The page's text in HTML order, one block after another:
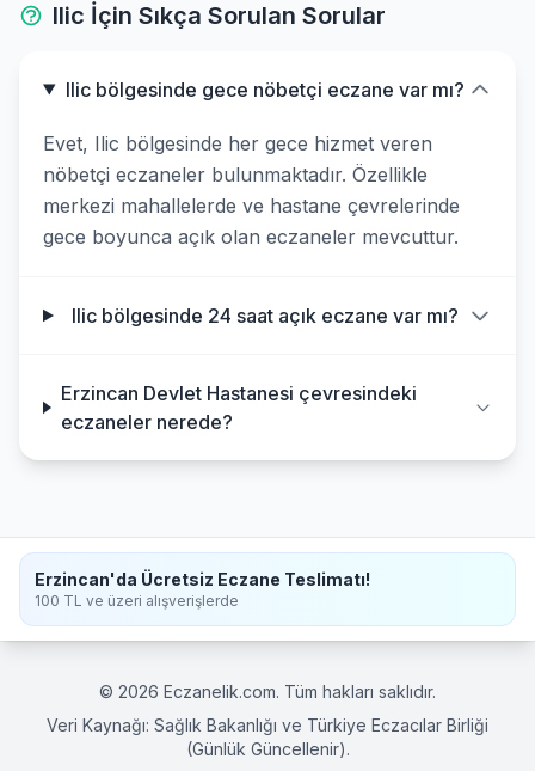
Ilic İçin Sıkça Sorulan Sorular
Ilic bölgesinde gece nöbetçi eczane var mı?
Evet, Ilic bölgesinde her gece hizmet veren
nöbetçi eczaneler bulunmaktadır. Özellikle
merkezi mahallelerde ve hastane çevrelerinde
gece boyunca açık olan eczaneler mevcuttur.
Ilic bölgesinde 24 saat açık eczane var mı?
Erzincan Devlet Hastanesi çevresindeki
eczaneler nerede?
Erzincan'da Ücretsiz Eczane Teslimatı!
100 TL ve üzeri alışverişlerde
© 2026 Eczanelik.com. Tüm hakları saklıdır.
Veri Kaynağı: Sağlık Bakanlığı ve Türkiye Eczacılar Birliği
(Günlük Güncellenir).